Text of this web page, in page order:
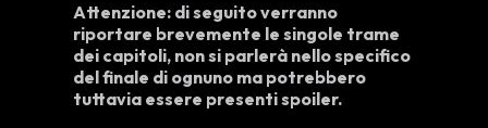
Attenzione: di seguito verranno
riportare brevemente le singole trame
dei capitoli, non si parlerà nello specifico
del finale di ognuno ma potrebbero
tuttavia essere presenti spoiler.